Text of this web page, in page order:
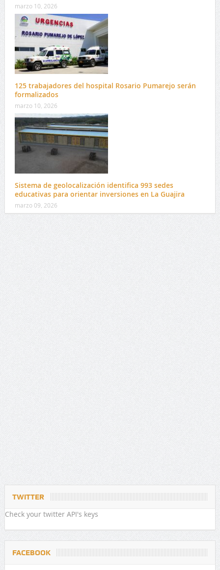
marzo 10, 2026
125 trabajadores del hospital Rosario Pumarejo serán
formalizados
marzo 10, 2026
Sistema de geolocalización identifica 993 sedes
educativas para orientar inversiones en La Guajira
marzo 09, 2026
TWITTER
Check your twitter API's keys
FACEBOOK